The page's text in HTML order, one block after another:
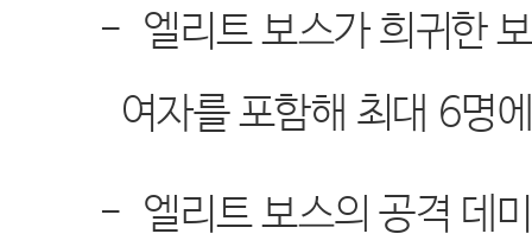
- 엘리트 보스가 희귀한
여자를 포함해 최대 6명
- 엘리트 보스의 공격 데